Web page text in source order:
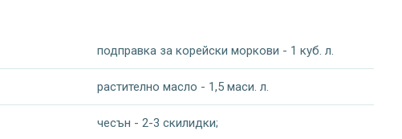
подправка за корейски моркови - 1 куб. л.
растително масло - 1,5 маси. л.
чесън - 2-3 скилидки;